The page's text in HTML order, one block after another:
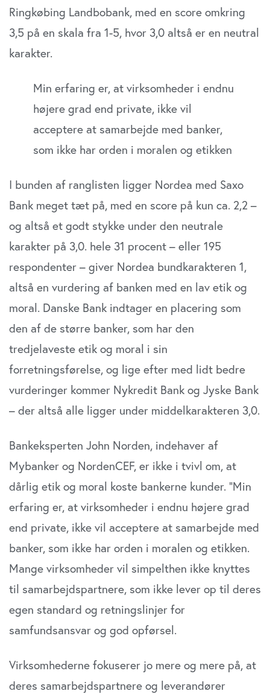
Ringkøbing Landbobank, med en score omkring
3,5 på en skala fra 1-5, hvor 3,0 altså er en neutral
karakter.
Min erfaring er, at virksomheder i endnu
højere grad end private, ikke vil
acceptere at samarbejde med banker,
som ikke har orden i moralen og etikken
I bunden af ranglisten ligger Nordea med Saxo
Bank meget tæt på, med en score på kun ca. 2,2 –
og altså et godt stykke under den neutrale
karakter på 3,0. hele 31 procent – eller 195
respondenter – giver Nordea bundkarakteren 1,
altså en vurdering af banken med en lav etik og
moral. Danske Bank indtager en placering som
den af de større banker, som har den
tredjelaveste etik og moral i sin
forretningsførelse, og lige efter med lidt bedre
vurderinger kommer Nykredit Bank og Jyske Bank
– der altså alle ligger under middelkarakteren 3,0.
Bankeksperten John Norden, indehaver af
Mybanker og NordenCEF, er ikke i tvivl om, at
dårlig etik og moral koste bankerne kunder. ”Min
erfaring er, at virksomheder i endnu højere grad
end private, ikke vil acceptere at samarbejde med
banker, som ikke har orden i moralen og etikken.
Mange virksomheder vil simpelthen ikke knyttes
til samarbejdspartnere, som ikke lever op til deres
egen standard og retningslinjer for
samfundsansvar og god opførsel.
Virksomhederne fokuserer jo mere og mere på, at
deres samarbejdspartnere og leverandører